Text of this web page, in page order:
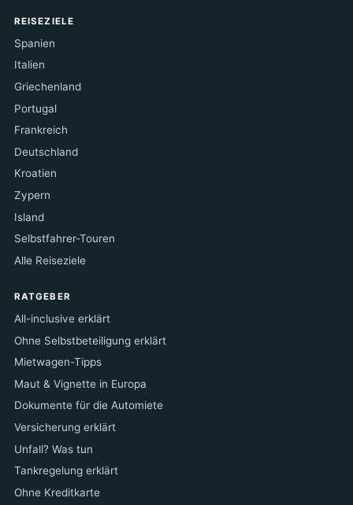
REISEZIELE
Spanien
Italien
Griechenland
Portugal
Frankreich
Deutschland
Kroatien
Zypern
Island
Selbstfahrer-Touren
Alle Reiseziele
RATGEBER
All-inclusive erklärt
Ohne Selbstbeteiligung erklärt
Mietwagen-Tipps
Maut & Vignette in Europa
Dokumente für die Automiete
Versicherung erklärt
Unfall? Was tun
Tankregelung erklärt
Ohne Kreditkarte